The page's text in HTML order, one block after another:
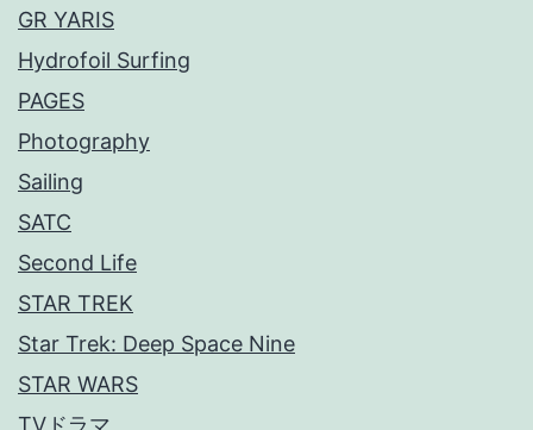
GR YARIS
Hydrofoil Surfing
PAGES
Photography
Sailing
SATC
Second Life
STAR TREK
Star Trek: Deep Space Nine
STAR WARS